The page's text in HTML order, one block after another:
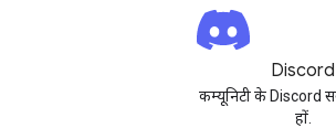
Discord
कम्यूनिटी के Discord
हों.